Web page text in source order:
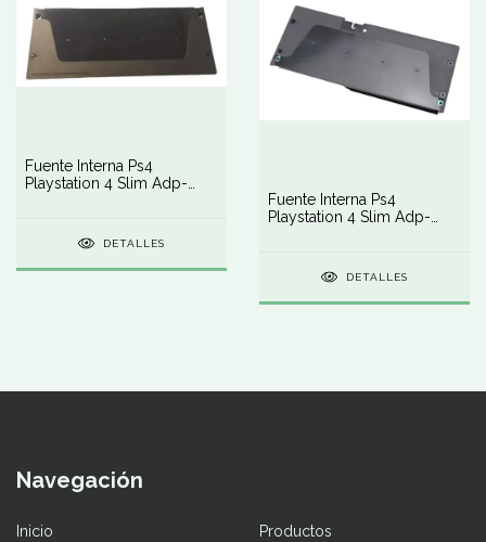
Fuente Interna Ps4
Playstation 4 Slim Adp-
DETALLES
Fuente Interna Ps4
Playstation 4 Slim Adp-
DETALLES
Navegación
Inicio Productos